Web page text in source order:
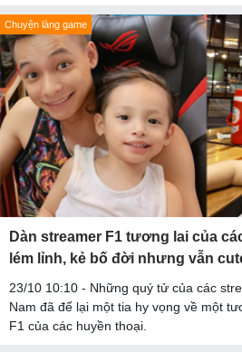
Chuyện làng game
Dàn streamer F1 tương lai của
lém lỉnh, kẻ bố đời nhưng vẫn
23/10 10:10 - Những quý tử của các
Nam đã để lại một tia hy vọng về một
F1 của các huyền thoại.